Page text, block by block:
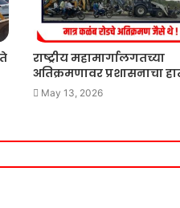
राष्ट्रीय महामार्गालगतच्या
अतिक्रमणावर प्रशासनाचा
May 13, 2026